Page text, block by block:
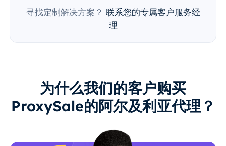
寻找定制解决方案？ 联系您的专属客户服务经
理
为什么我们的客户购买
ProxySale的阿尔及利亚代理？